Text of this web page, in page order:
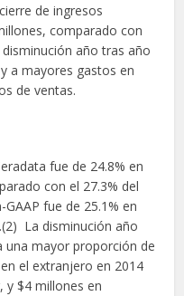
de ingresos
comparado con
año tras año
a mayores gastos en
de ventas.
fue de 24.8% en
con el 27.3% del
fue de 25.1% en
La disminución año
una mayor proporción de
el extranjero en 2014
$4 millones en